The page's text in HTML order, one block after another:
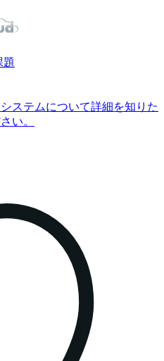
題
ステムについて詳細を知りた
い。